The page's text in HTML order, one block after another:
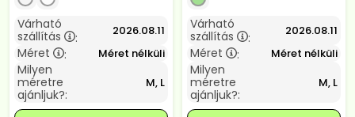
Várható
szállítás
: 2026.08.11
Méret : Méret nélküli
Milyen
méretre
ajánljuk?:
M, L
Várható
szállítás
: 2026.08.11
Méret : Méret nélküli
Milyen
méretre
ajánljuk?:
M, L